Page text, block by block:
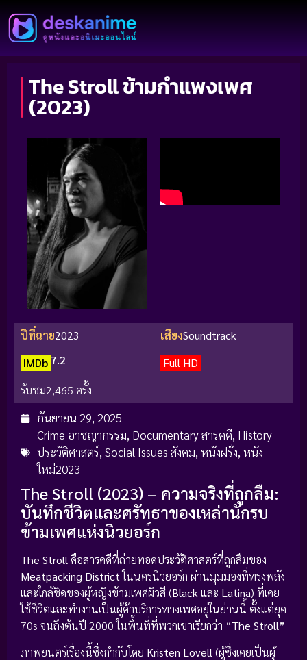
The Stroll ข้ามกำแพงเพศ
(2023)
ปีที่ฉาย2023 เสียงSoundtrack
IMDb 7.2
Full HD
รับชม2,465 ครั้ง
กันยายน 29, 2025
Crime อาชญากรรม, Documentary สารคดี, History
ประวัติศาสตร์, Social Issues สังคม, หนังฝรั่ง, หนัง
ใหม่2023
The Stroll (2023) – ความจริงที่ถูกลืม:
บันทึกชีวิตและศรัทธาของเหล่านักรบ
ข้ามเพศแห่งนิวยอร์ก
The Strollคือสารคดีที่ถ่ายทอดประวัติศาสตร์ที่ถูกลืมของ
Meatpacking Districtในนครนิวยอร์ก ผ่านมุมมองที่ทรงพลัง
และใกล้ชิดของผู้หญิงข้ามเพศผิวสี (Blackและ Latina) ที่เคย
ใช้ชีวิตและทำงานเป็นผู้ค้าบริการทางเพศอยู่ในย่านนี้ ตั้งแต่ยุค
70s จนถึงต้นปี 2000 ในพื้นที่ที่พวกเขาเรียกว่า “The Stroll”
ภาพยนตร์เรื่องนี้ซึ่งกำกับโดย Kristen Lovell (ผู้ซึ่งเคยเป็นผู้